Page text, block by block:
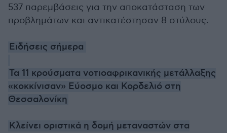
537 παρεμβάσεις για την αποκατάσταση των
προβλημάτων και αντικατέστησαν 8 στύλους.
Ειδήσεις σήμερα
Τα 11 κρούσματα νοτιοαφρικανικής μετάλλαξης
«κοκκίνισαν» Εύοσμο και Κορδελιό στη
Θεσσαλονίκη
Κλείνει οριστικά η δομή μεταναστών στα